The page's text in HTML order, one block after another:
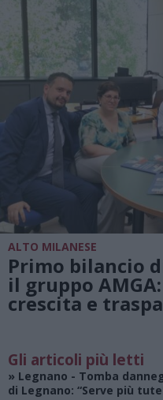
ALTO MILANESE
Primo bilancio
il gruppo
crescita e
Gli articoli più letti
» Legnano - Tomba
di Legnano: “Serve più